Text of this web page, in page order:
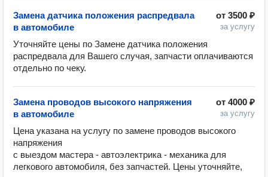
от 3500 ₽
за услугу
Замена датчика положения распредвала
в автомобиле
Уточняйте цены по Замене датчика положения
распредвала для Вашего случая, запчасти оплачиваются
от 4000 ₽
за услугу
Замена проводов высокого напряжения
в автомобиле
Цена указана на услугу по замене проводов высокого
напряжения
с выездом мастера - автоэлектрика - механика для
легкового автомобиля, без запчастей. Цены уточняйте,